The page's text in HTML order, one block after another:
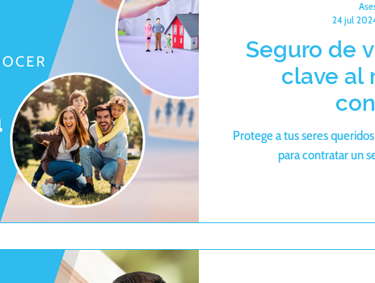
Seguro de
clave al
Protege a tus seres
para contratar un
24 jul